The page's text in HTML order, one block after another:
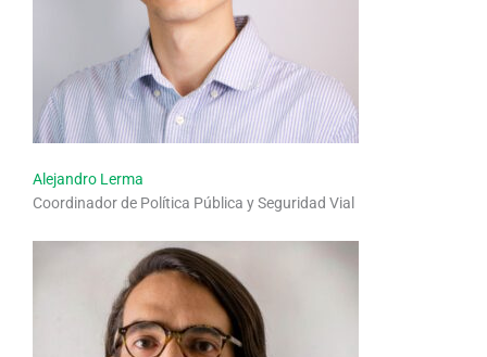
Alejandro Lerma
Coordinador de Política Pública y Seguridad Vial